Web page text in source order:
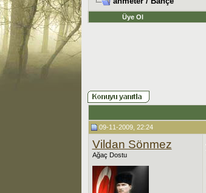
Üye Ol
09-11-2009, 22:24
Vildan Sönmez
Ağaç Dostu